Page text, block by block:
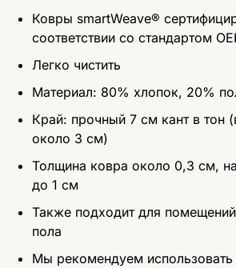
Ковры smartWeave®
соответствии со стандартом
Легко чистить
Материал: 80% хлопок, 20%
Край: прочный 7 см кант в тон
около 3 см)
Толщина ковра около 0,3 см,
до 1 см
Также подходит для
пола
Мы рекомендуем